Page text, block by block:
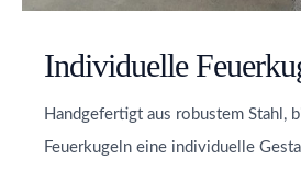
Individuelle
Handgefertigt aus robustem Stahl,
Feuerkugeln eine individuelle